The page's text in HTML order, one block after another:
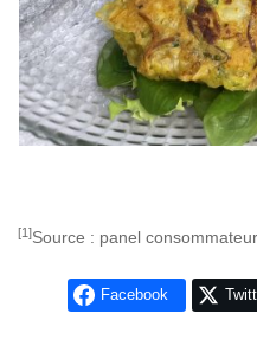
[1]Source : panel
Facebook